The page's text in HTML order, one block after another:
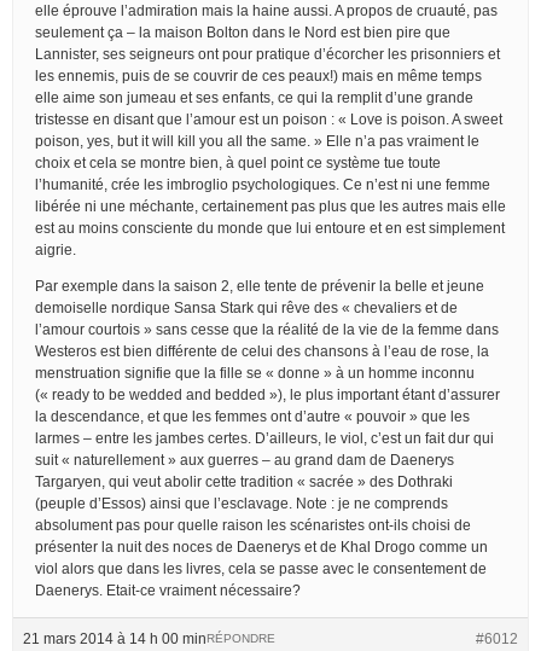
elle éprouve l’admiration mais la haine aussi. A propos de cruauté, pas
seulement ça – la maison Bolton dans le Nord est bien pire que
Lannister, ses seigneurs ont pour pratique d’écorcher les prisonniers et
les ennemis, puis de se couvrir de ces peaux!) mais en même temps
elle aime son jumeau et ses enfants, ce qui la remplit d’une grande
tristesse en disant que l’amour est un poison : « Love is poison. A sweet
poison, yes, but it will kill you all the same. » Elle n’a pas vraiment le
choix et cela se montre bien, à quel point ce système tue toute
l’humanité, crée les imbroglio psychologiques. Ce n’est ni une femme
libérée ni une méchante, certainement pas plus que les autres mais elle
est au moins consciente du monde que lui entoure et en est simplement
aigrie.
Par exemple dans la saison 2, elle tente de prévenir la belle et jeune
demoiselle nordique Sansa Stark qui rêve des « chevaliers et de
l’amour courtois » sans cesse que la réalité de la vie de la femme dans
Westeros est bien différente de celui des chansons à l’eau de rose, la
menstruation signifie que la fille se « donne » à un homme inconnu
(« ready to be wedded and bedded »), le plus important étant d’assurer
la descendance, et que les femmes ont d’autre « pouvoir » que les
larmes – entre les jambes certes. D’ailleurs, le viol, c’est un fait dur qui
suit « naturellement » aux guerres – au grand dam de Daenerys
Targaryen, qui veut abolir cette tradition « sacrée » des Dothraki
(peuple d’Essos) ainsi que l’esclavage. Note : je ne comprends
absolument pas pour quelle raison les scénaristes ont-ils choisi de
présenter la nuit des noces de Daenerys et de Khal Drogo comme un
viol alors que dans les livres, cela se passe avec le consentement de
Daenerys. Etait-ce vraiment nécessaire?
21 mars 2014 à 14 h 00 min #6012
RÉPONDRE